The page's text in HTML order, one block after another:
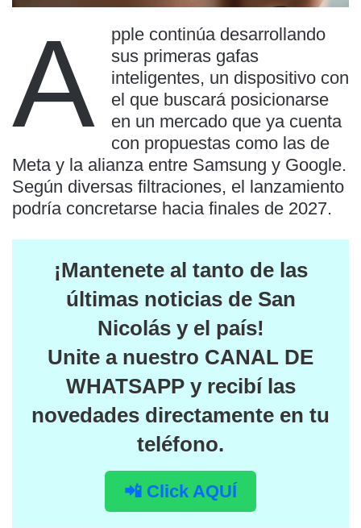
A
pple continúa desarrollando
sus primeras gafas
inteligentes, un dispositivo con
el que buscará posicionarse
en un mercado que ya cuenta
con propuestas como las de
Meta y la alianza entre Samsung y Google.
Según diversas filtraciones, el lanzamiento
podría concretarse hacia finales de 2027.
¡Mantenete al tanto de las
últimas noticias de San
Nicolás y el país!
Unite a nuestro CANAL DE
WHATSAPPy recibí las
novedades directamente en tu
teléfono.
📲 Click AQUÍ